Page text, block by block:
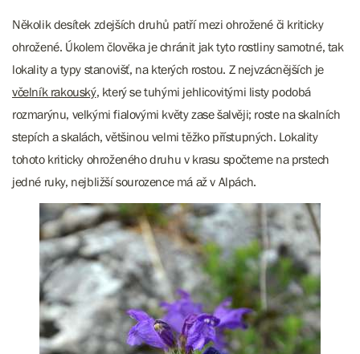
Několik desítek zdejších druhů patří mezi ohrožené či kriticky
ohrožené. Úkolem člověka je chránit jak tyto rostliny samotné, tak
lokality a typy stanovišť, na kterých rostou. Z nejvzácnějších je
včelník rakouský, který se tuhými jehlicovitými listy podobá
rozmarýnu, velkými fialovými květy zase šalvěji; roste na skalních
stepích a skalách, většinou velmi těžko přístupných. Lokality
tohoto kriticky ohroženého druhu v krasu spočteme na prstech
jedné ruky, nejbližší sourozence má až v Alpách.